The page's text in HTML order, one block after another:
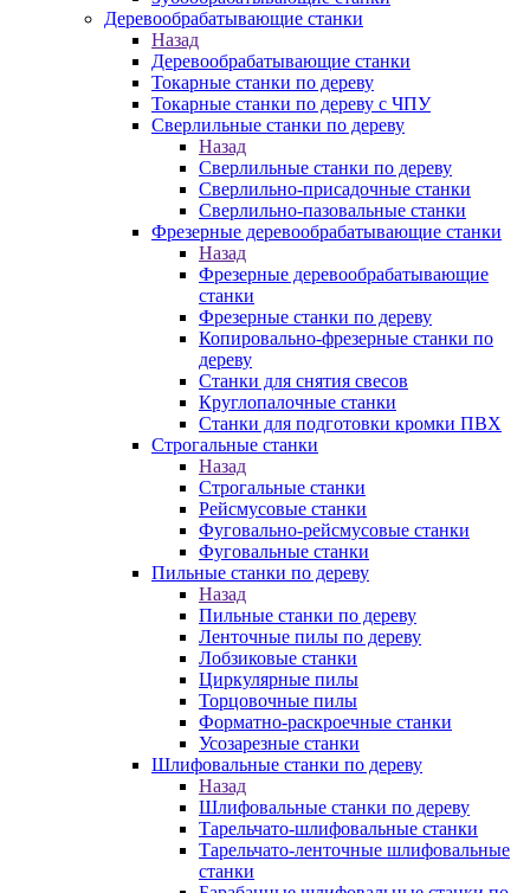
Деревообрабатывающие станки
Назад
Деревообрабатывающие станки
Токарные станки по дереву
Токарные станки по дереву с ЧПУ
Сверлильные станки по дереву
Назад
Сверлильные станки по дереву
Сверлильно-присадочные станки
Сверлильно-пазовальные станки
Фрезерные деревообрабатывающие станки
Назад
Фрезерные деревообрабатывающие
станки
Фрезерные станки по дереву
Копировально-фрезерные станки по
дереву
Станки для снятия свесов
Круглопалочные станки
Станки для подготовки кромки ПВХ
Строгальные станки
Назад
Строгальные станки
Рейсмусовые станки
Фуговально-рейсмусовые станки
Фуговальные станки
Пильные станки по дереву
Назад
Пильные станки по дереву
Ленточные пилы по дереву
Лобзиковые станки
Циркулярные пилы
Торцовочные пилы
Форматно-раскроечные станки
Усозарезные станки
Шлифовальные станки по дереву
Назад
Шлифовальные станки по дереву
Тарельчато-шлифовальные станки
Тарельчато-ленточные шлифовальные
станки